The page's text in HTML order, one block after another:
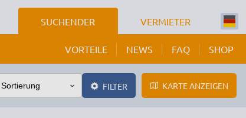
SUCHENDER VERMIETER
VORTEILE NEWS FAQ SHOP
FILTER KARTE ANZEIGEN